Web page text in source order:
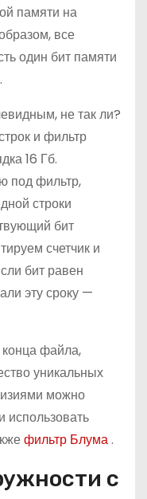
памяти на
все
один бит памяти
не так ли?
и фильтр
16 Гб.
под фильтр,
строки
бит
счетчик и
бит равен
эту сроку —
файла,
уникальных
можно
использовать
фильтр Блума.
с